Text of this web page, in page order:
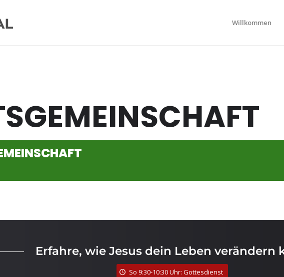
Willkommen
Erfahre, wie Jesus dein Leben verändern
So 9:30-10:30 Uhr: Gottesdienst